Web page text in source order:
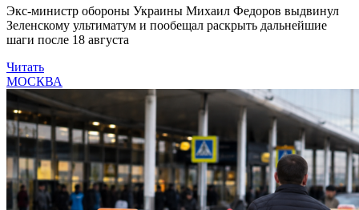
Экс-министр обороны Украины Михаил Федоров выдвинул
Зеленскому ультиматум и пообещал раскрыть дальнейшие
шаги после 18 августа
Читать
МОСКВА